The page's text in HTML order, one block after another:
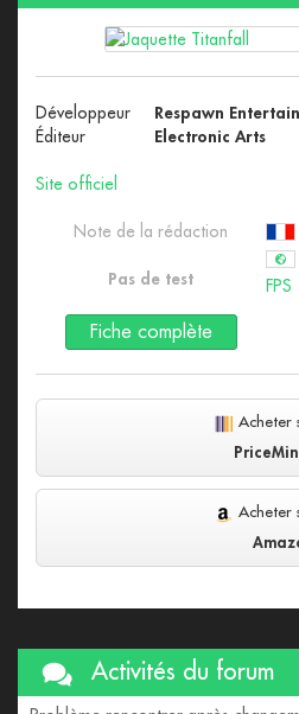
Développeur
Respawn
Éditeur
Electronic Arts
Site officiel
FPS
Note de la rédaction
Pas de test
Fiche complète
Acheter
Acheter
Activités du forum